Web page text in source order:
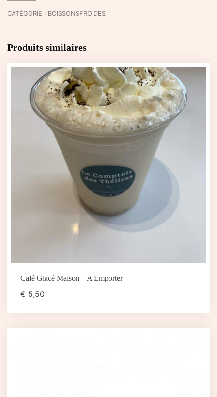
sur
CATÉGORIE : BOISSONSFROIDES
Produits similaires
Café Glacé Maison – A Emporter
€ 5,50